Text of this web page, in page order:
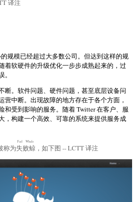
译注
规模已经超过大多数公司。但达到这样的规
着软硬件的升级优化一步步成熟起来的，过
断。软件问题、硬件问题，甚至底层设备问
营中断。出现故障的地方存在于各个方面，
和受到影响的服务。随着 Twitter 在客户、服
，构建一个高效、可靠的系统来提供服务成
称为失败鲸
Fail Whale
，如下图 -- LCTT 译注